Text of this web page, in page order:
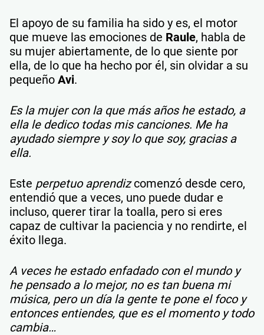
El apoyo de su familia ha sido y es, el motor
que mueve las emociones de Raule, habla de
su mujer abiertamente, de lo que siente por
ella, de lo que ha hecho por él, sin olvidar a su
pequeño Avi.
Es la mujer con la que más años he estado, a
ella le dedico todas mis canciones. Me ha
ayudado siempre y soy lo que soy, gracias a
ella.
Este perpetuo aprendizcomenzó desde cero,
entendió que a veces, uno puede dudar e
incluso, querer tirar la toalla, pero si eres
capaz de cultivar la paciencia y no rendirte, el
éxito llega.
A veces he estado enfadado con el mundo y
he pensado a lo mejor, no es tan buena mi
música, pero un día la gente te pone el foco y
entonces entiendes, que es el momento y todo
cambia…